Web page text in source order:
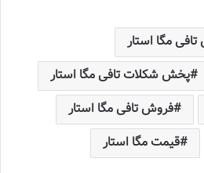
مگا استار
پخش شکلات تافی مگا استار
فروش تافی مگا استار
قیمت مگا استار